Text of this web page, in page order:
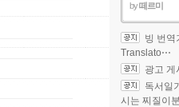
by떼르미
빙 번역
Translato⋯
광고 게
독서일
시는 찌질이